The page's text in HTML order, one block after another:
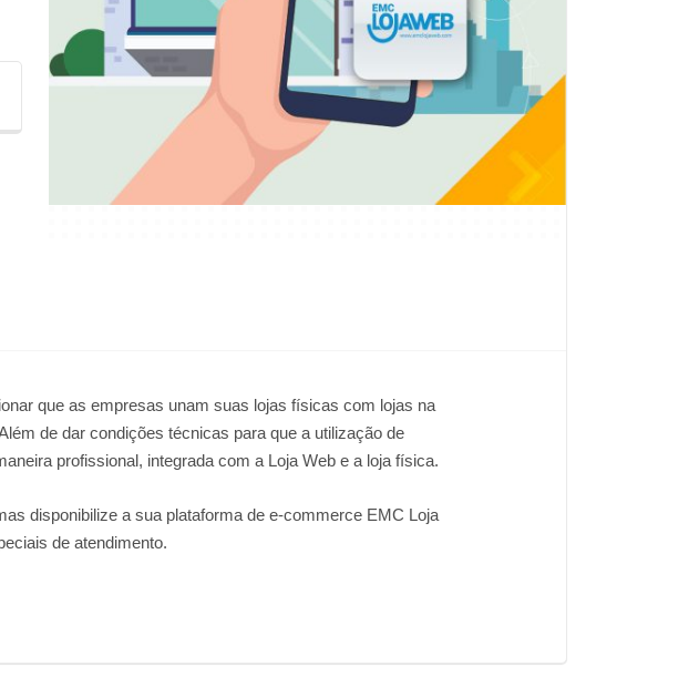
que as empresas unam suas lojas físicas com lojas na
de dar condições técnicas para que a utilização de
profissional, integrada com a Loja Web e a loja física.
disponibilize a sua plataforma de e-commerce EMC Loja
de atendimento.